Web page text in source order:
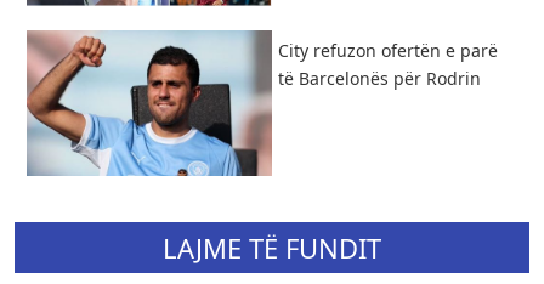
City refuzon ofertën e parë
të Barcelonës për Rodrin
LAJME TË FUNDIT